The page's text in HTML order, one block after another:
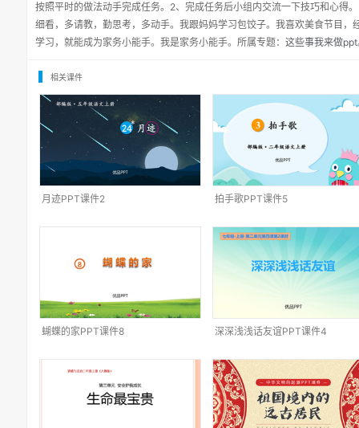
按照平时的做法动手完成任务。2、完成任务后小组内交流一下技巧和心得
细看，多请教，勤思考，多动手。我跟妈妈学习包饺子。我喜欢美食节目
学习，就能成为家务小能手。我是家务小能手。所属专题： 这些事我来做ppt
相关课件
月迹PPT课件2 拍手歌PPT课件5
蝴蝶的家PPT课件8 深深浅浅话友谊PPT课件4